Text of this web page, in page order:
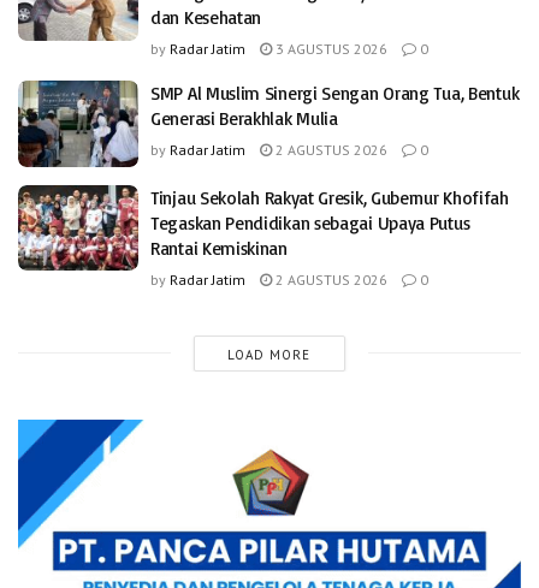
dan Kesehatan
by Radar Jatim 3 AGUSTUS 2026 0
SMP Al Muslim Sinergi Sengan Orang Tua, Bentuk
Generasi Berakhlak Mulia
by Radar Jatim 2 AGUSTUS 2026 0
Tinjau Sekolah Rakyat Gresik, Gubernur Khofifah
Tegaskan Pendidikan sebagai Upaya Putus
Rantai Kemiskinan
by Radar Jatim 2 AGUSTUS 2026 0
LOAD MORE